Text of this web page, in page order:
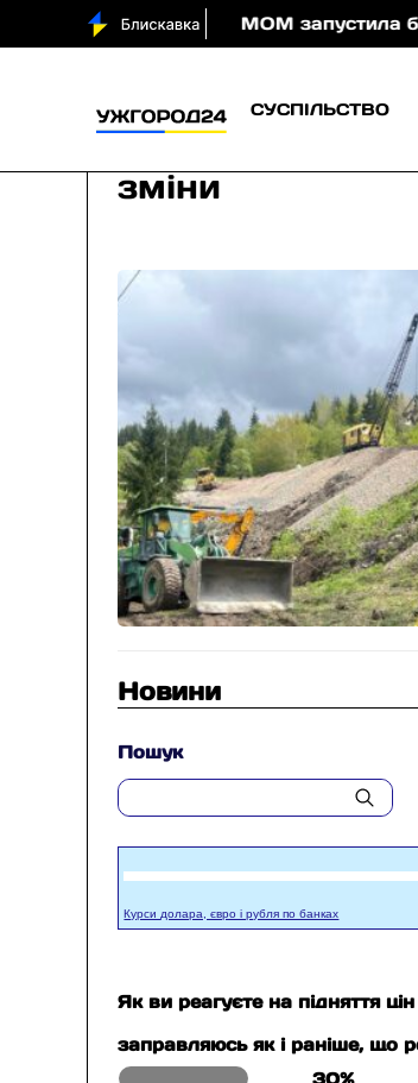
вночі МОМ запустила
СУСПІЛЬСТВО
зміни
Новини
Пошук
Курси долара, євро і рубля по банках
Як ви реагуєте на підняття
заправляюсь як і раніше, що